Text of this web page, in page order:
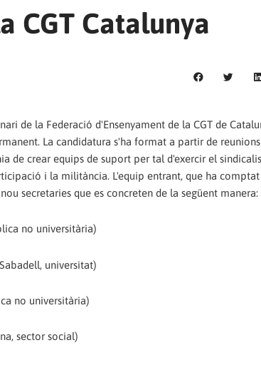
CGT Catalunya
de la Federació d'Ensenyament de la CGT de
La candidatura s'ha format a partir de
crear equips de suport per tal d'exercir el
i la militància. L'equip entrant, que ha
secretaries que es concreten de la següent manera:
no universitària)
universitat)
no universitària)
sector social)